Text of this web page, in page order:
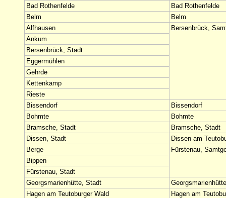
Bad Rothenfelde
Bad Rothenfelde
Belm
Belm
Alfhausen
Bersenbrück,
Ankum
Bersenbrück, Stadt
Eggermühlen
Gehrde
Kettenkamp
Rieste
Bissendorf
Bissendorf
Bohmte
Bohmte
Bramsche, Stadt
Bramsche, Stadt
Dissen, Stadt
Dissen am
Berge
Fürstenau,
Bippen
Fürstenau, Stadt
Georgsmarienhütte, Stadt
Hagen am Teutoburger Wald
Hagen am